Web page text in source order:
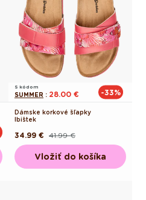
S kódom
SUMMER : 28.00 € -33%
Dámske korkové šľapky
Ibištek
Pôvodná
cena
41.99 €
Akciová
cena
34.99 €
Vložiť do košíka